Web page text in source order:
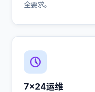
全要求。
7×24运维